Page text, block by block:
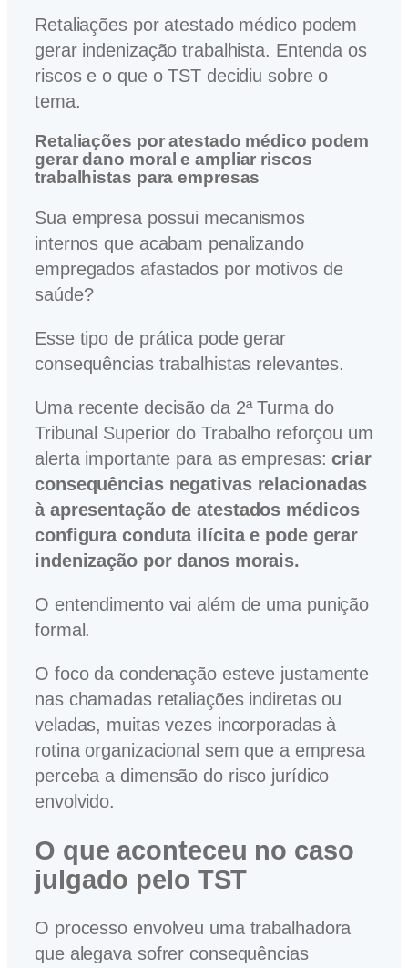
Retaliações por atestado médico podem
gerar indenização trabalhista. Entenda os
riscos e o que o TST decidiu sobre o
tema.
Retaliações por atestado médico podem
gerar dano moral e ampliar riscos
trabalhistas para empresas
Sua empresa possui mecanismos
internos que acabam penalizando
empregados afastados por motivos de
saúde?
Esse tipo de prática pode gerar
consequências trabalhistas relevantes.
Uma recente decisão da 2ª Turma do
Tribunal Superior do Trabalho reforçou um
alerta importante para as empresas:criar
consequências negativas relacionadas
à apresentação de atestados médicos
configura conduta ilícita e pode gerar
indenização por danos morais.
O entendimento vai além de uma punição
formal.
O foco da condenação esteve justamente
nas chamadas retaliações indiretas ou
veladas, muitas vezes incorporadas à
rotina organizacional sem que a empresa
perceba a dimensão do risco jurídico
envolvido.
O que aconteceu no caso
julgado pelo TST
O processo envolveu uma trabalhadora
que alegava sofrer consequências